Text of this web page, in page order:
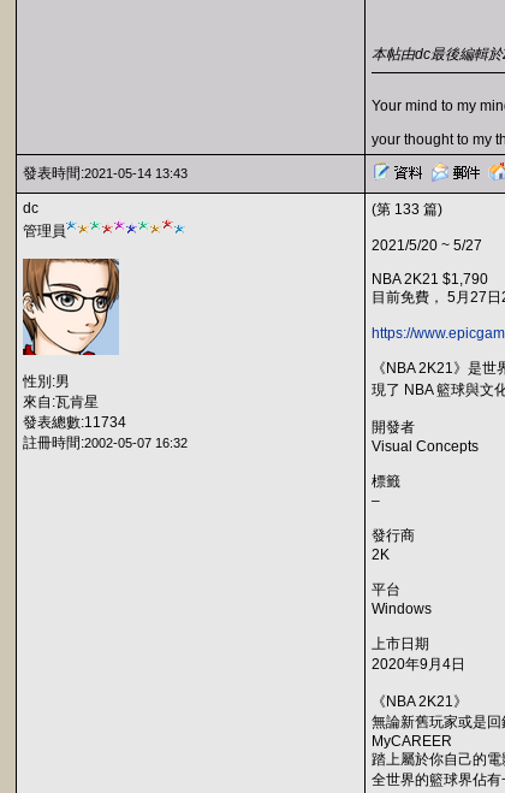
本帖由dc最後編輯
Your mind to my
your thought to my
發表時間:2021-05-14 13:43
dc
管理員
性別:男
來自:瓦肯星
發表總數:11734
註冊時間:2002-05-07 16:32
(第 133 篇)
2021/5/20 ~ 5/27
NBA 2K21 $1,790
目前免費， 5月27
https://
《NBA 2K21》是
現了 NBA 籃球與文
開發者
Visual Concepts
標籤
–
發行商
2K
平台
Windows
上市日期
2020年9月4日
《NBA 2K21》
無論新舊玩家或是
MyCAREER
踏上屬於你自己的
全世界的籃球界佔有